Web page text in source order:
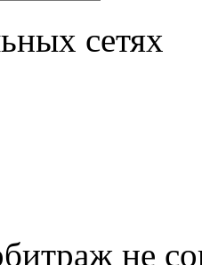
сетях
не